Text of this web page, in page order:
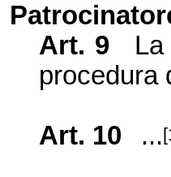
Art. 9
procedura
Art. 10 ...